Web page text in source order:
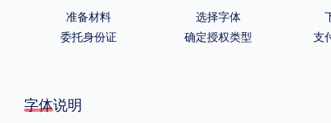
准备材料
委托身份证
选择字体
确定授权类型
支
字体说明